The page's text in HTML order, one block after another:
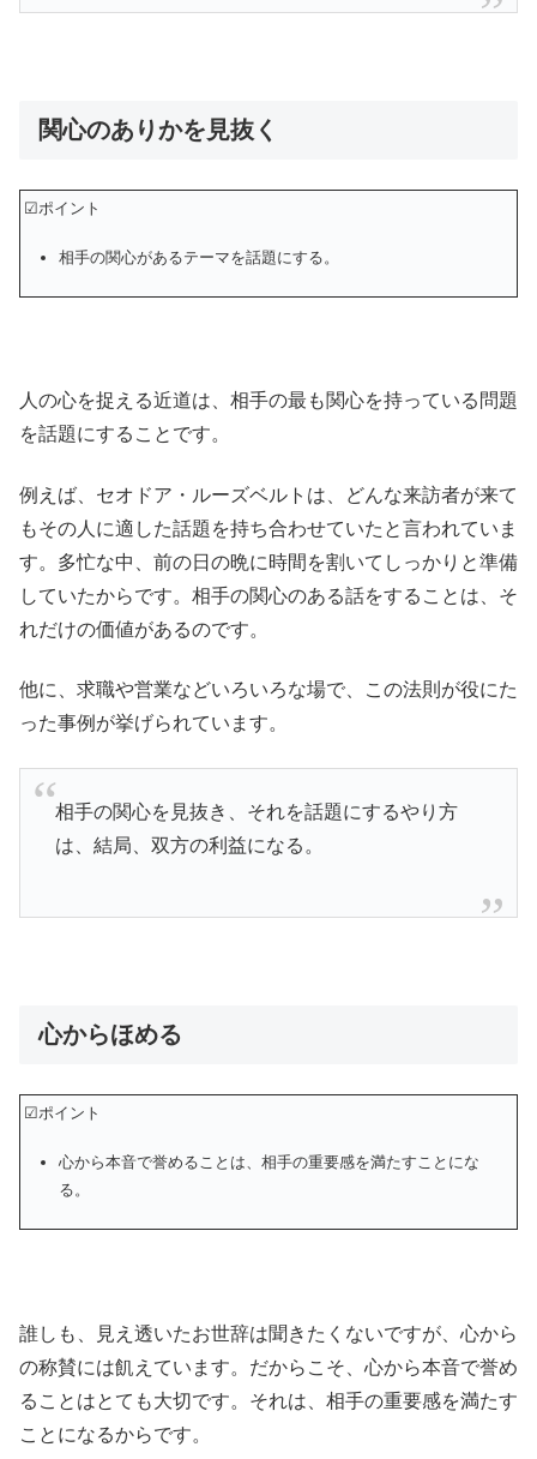
関心のありかを見抜く
☑ポイント
相手の関心があるテーマを話題にする。
人の心を捉える近道は、相手の最も関心を持っている問題
を話題にすることです。
例えば、セオドア・ルーズベルトは、どんな来訪者が来て
もその人に適した話題を持ち合わせていたと言われていま
す。多忙な中、前の日の晩に時間を割いてしっかりと準備
していたからです。相手の関心のある話をすることは、そ
れだけの価値があるのです。
他に、求職や営業などいろいろな場で、この法則が役にた
った事例が挙げられています。
相手の関心を見抜き、それを話題にするやり方
は、結局、双方の利益になる。
心からほめる
☑ポイント
心から本音で誉めることは、相手の重要感を満たすことにな
る。
誰しも、見え透いたお世辞は聞きたくないですが、心から
の称賛には飢えています。だからこそ、心から本音で誉め
ることはとても大切です。それは、相手の重要感を満たす
ことになるからです。